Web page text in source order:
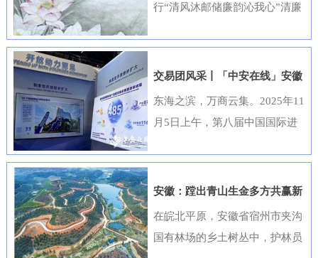
行“清风沐邮储廉韵沁我心”清廉
出，选送的四部作品全部获奖，
获奖数量位居全国首位，并荣
来，邮储银行安徽省分行高度重
应、热情参与。95名员工利用业
余时间潜心创作，共提交89件作
品。经过严格遴选，41件优秀作
交易团风采丨「中安在线」安徽
元素闪耀进博会
东海之滨，万商云集。2025年11
月5日上午，第八届中国国际进
在上海开幕，安徽交易团携科技
创新成果与厚重文化底蕴再度亮
安徽：蹚出青山生金多方共赢新
路径
在皖北平原，安徽省宿州市夹沟
国有林场的乡土树丛中，护林员